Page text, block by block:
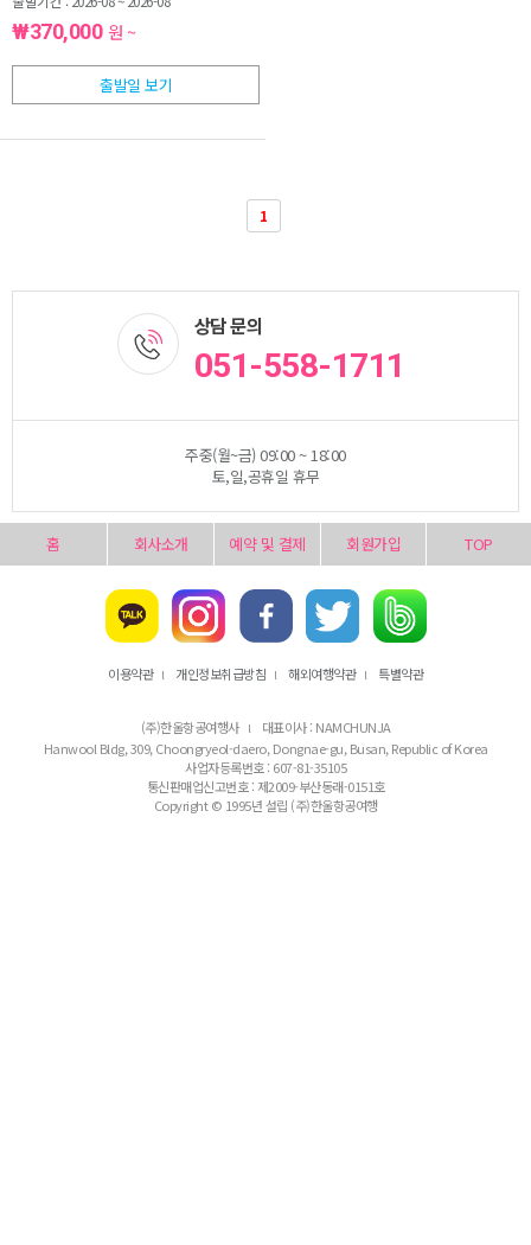
₩370,000 원 ~
출발일 보기
1
상담 문의
051-558-1711
주중(월~금) 09:00 ~ 18:00
토,일,공휴일 휴무
홈 회사소개 예약 및 결제 회원가입 TOP
이용약관 l 개인정보취급방침 l 해외여행약관 l 특별약관
(주)한울항공여행사 l
대표이사 : NAMCHUNJA
Hanwool Bldg, 309, Choongryeol-daero, Dongnae-gu, Busan, Republic of Korea
사업자등록번호 : 607-81-35105
통신판매업신고번호 : 제2009-부산동래-0151호
Copyright © 1995년 설립 (주)한울항공여행